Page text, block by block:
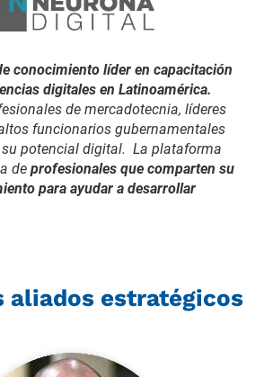
conocimiento líder en capacitación
digitales en Latinoamérica.
de mercadotecnia, líderes
funcionarios gubernamentales
potencial digital.  La plataforma
de profesionales que comparten su
para ayudar a desarrollar
aliados estratégicos